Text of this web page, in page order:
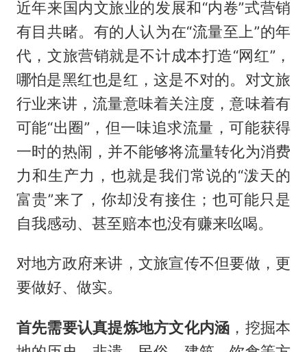
近年来国内文旅业的发展和“内卷”式营销
有目共睹。有的人认为在“流量至上”的年
代，文旅营销就是不计成本打造“网红”，
哪怕是黑红也是红，这是不对的。对文旅
行业来讲，流量意味着关注度，意味着有
可能“出圈”，但一味追求流量，可能获得
一时的热闹，并不能够将流量转化为消费
力和生产力，也就是我们常说的“泼天的
富贵”来了，你却没有接住；也可能只是
自我感动、甚至赔本也没有赚来吆喝。
对地方政府来讲，文旅宣传不但要做，更
要做好、做实。
首先需要认真提炼地方文化内涵 ，挖掘本